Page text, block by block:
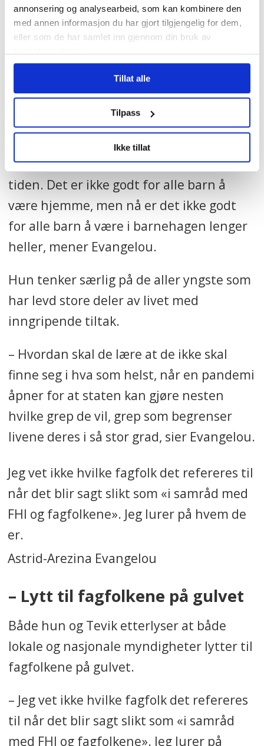
annonsering og analysearbeid, som kan kombinere den
med annen informasjon du har gjort tilgjengelig for dem,
eller som de har samlet inn gjennom din bruk av
Tillat alle
Tilpass
Ikke tillat
mange. Hvorfor veier hensynet til de ansatte
tyngre enn skadevirkningene for familier og
– Jeg vil si at det ikke bare er hensynet til
de ansatte dette dreier seg om. Det er
også hensynet til barna. Vi aner ikke
langtidsvirkningene av at barna har så
mange nye fjes å forholde seg til hele
tiden. Det er ikke godt for alle barn å
være hjemme, men nå er det ikke godt
for alle barn å være i barnehagen lenger
heller, mener Evangelou.
Hun tenker særlig på de aller yngste som
har levd store deler av livet med
inngripende tiltak.
– Hvordan skal de lære at de ikke skal
finne seg i hva som helst, når en pandemi
åpner for at staten kan gjøre nesten
hvilke grep de vil, grep som begrenser
livene deres i så stor grad, sier Evangelou.
Jeg vet ikke hvilke fagfolk det refereres til
når det blir sagt slikt som «i samråd med
FHI og fagfolkene». Jeg lurer på hvem de
er.
Astrid-Arezina Evangelou
– Lytt til fagfolkene på gulvet
Både hun og Tevik etterlyser at både
lokale og nasjonale myndigheter lytter til
fagfolkene på gulvet.
– Jeg vet ikke hvilke fagfolk det refereres
til når det blir sagt slikt som «i samråd
med FHI og fagfolkene». Jeg lurer på